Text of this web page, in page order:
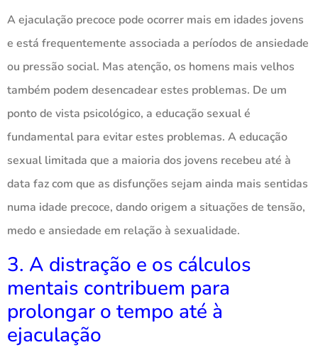
A ejaculação precoce pode ocorrer mais em idades jovens
e está frequentemente associada a períodos de ansiedade
ou pressão social. Mas atenção, os homens mais velhos
também podem desencadear estes problemas. De um
ponto de vista psicológico, a educação sexual é
fundamental para evitar estes problemas. A educação
sexual limitada que a maioria dos jovens recebeu até à
data faz com que as disfunções sejam ainda mais sentidas
numa idade precoce, dando origem a situações de tensão,
medo e ansiedade em relação à sexualidade.
3. A distração e os cálculos
mentais contribuem para
prolongar o tempo até à
ejaculação